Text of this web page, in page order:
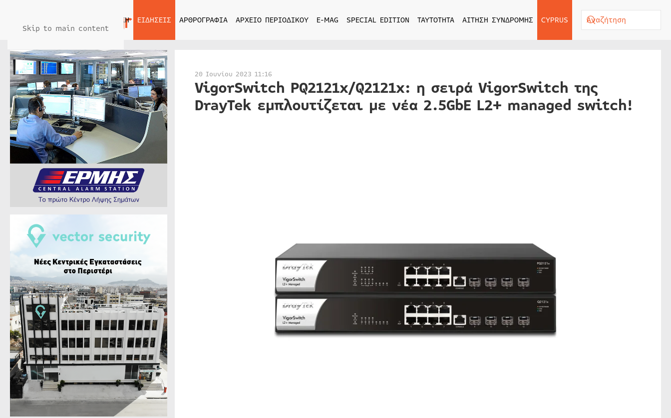
Skip to main content
ΑΡΧΙΚΗ ΕΙΔΗΣΕΙΣ ΑΡΘΡΟΓΡΑΦΙΑ ΑΡΧΕΙΟ ΠΕΡΙΟΔΙΚΟΥ E-MAG SPECIAL EDITION ΤΑΥΤΟΤΗΤΑ ΑΙΤΗΣΗ ΣΥΝΔΡΟΜΗΣ CYPRUS
20 Ιουνίου 2023 11:16
VigorSwitch PQ2121x/Q2121x: η σειρά VigorSwitch της
DrayTek εμπλουτίζεται με νέα 2.5GbE L2+ managed switch!